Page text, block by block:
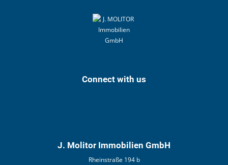
Connect with us
J. Molitor Immobilien GmbH
Rheinstraße 194 b